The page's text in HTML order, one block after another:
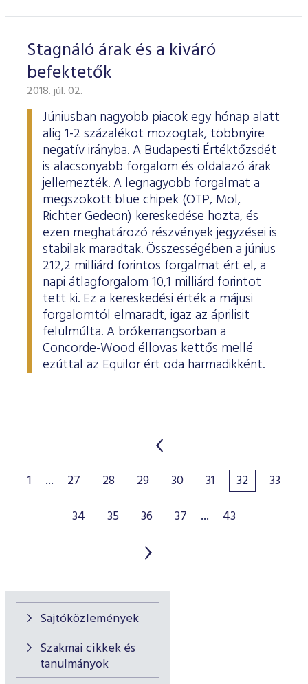
Sajtóközlemények
Szakmai cikkek és
tanulmányok
Stagnáló árak és a kiváró
befektetők
2018. júl. 02.
Júniusban nagyobb piacok egy hónap alatt
alig 1-2 százalékot mozogtak, többnyire
negatív irányba. A Budapesti Értéktőzsdét
is alacsonyabb forgalom és oldalazó árak
jellemezték. A legnagyobb forgalmat a
megszokott blue chipek (OTP, Mol,
Richter Gedeon) kereskedése hozta, és
ezen meghatározó részvények jegyzései is
stabilak maradtak. Összességében a június
212,2 milliárd forintos forgalmat ért el, a
napi átlagforgalom 10,1 milliárd forintot
tett ki. Ez a kereskedési érték a májusi
forgalomtól elmaradt, igaz az áprilisit
felülmúlta. A brókerrangsorban a
Concorde-Wood éllovas kettős mellé
ezúttal az Equilor ért oda harmadikként.
1 ... 27 28 29 30 31 32
33
34
35 36 37 ... 43